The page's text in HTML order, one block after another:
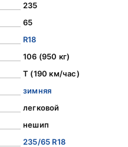
235
65
R18
106 (950 кг)
T (190 км/час)
зимняя
легковой
нешип
235/65 R18